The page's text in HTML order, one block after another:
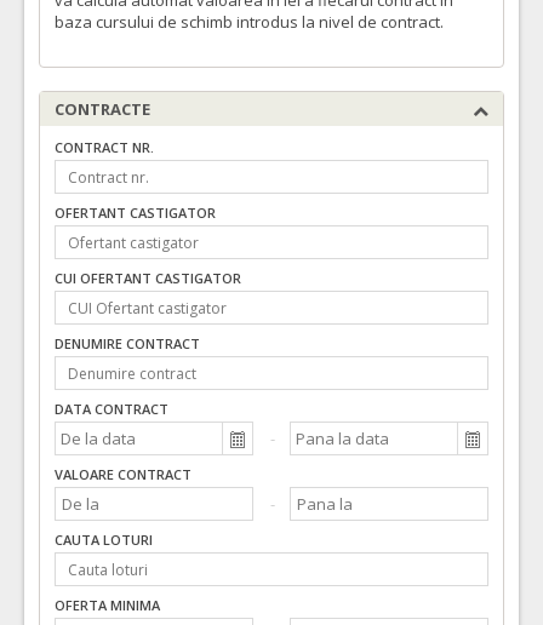
baza cursului de schimb introdus la nivel de contract.
CONTRACTE
CONTRACT NR.
OFERTANT CASTIGATOR
CUI OFERTANT CASTIGATOR
DENUMIRE CONTRACT
DATA CONTRACT
VALOARE CONTRACT
CAUTA LOTURI
OFERTA MINIMA